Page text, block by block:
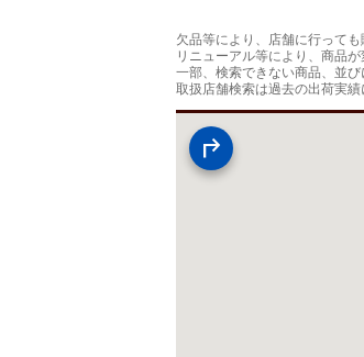
欠品等により、店舗に行って
リニューアル等により、商品
一部、検索できない商品、並
取扱店舗検索は過去の出荷実